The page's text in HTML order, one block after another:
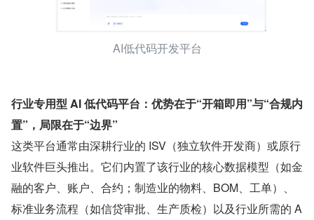
AI低代码开发平台
行业专用型 AI 低代码平台：优势在于“开箱即用”与“合规内
置”，局限在于“边界”
这类平台通常由深耕行业的 ISV（独立软件开发商）或原行
业软件巨头推出。它们内置了该行业的核心数据模型（如金
融的客户、账户、合约；制造业的物料、BOM、工单）、
标准业务流程（如信贷审批、生产质检）以及行业所需的 A